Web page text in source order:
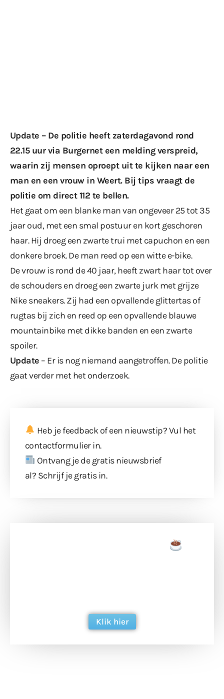
Update – De politie heeft zaterdagavond rond
22.15 uur via Burgerneteen melding verspreid,
waarin zij mensen oproept uit te kijken naar een
man en een vrouw in Weert. Bij tips vraagt de
politie om direct 112 te bellen.
Het gaat om een blanke man van ongeveer 25 tot 35
jaar oud, met een smal postuur en kort geschoren
haar. Hij droeg een zwarte trui met capuchon en een
donkere broek. De man reed op een witte e-bike.
De vrouw is rond de 40 jaar, heeft zwart haar tot over
de schouders en droeg een zwarte jurk met grijze
Nike sneakers. Zij had een opvallende glittertas of
rugtas bij zich en reed op een opvallende blauwe
mountainbike met dikke banden en een zwarte
spoiler.
Update – Er is nog niemand aangetroffen. De politie
gaat verder met het onderzoek.
Heb je feedback of een nieuwstip? Vul het
contactformulierin.
Ontvang je de gratis nieuwsbrief
al? Schrijf je gratis in.
Klik hier